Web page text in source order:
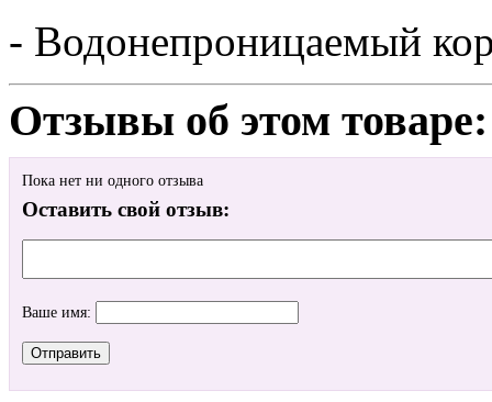
- Водонепроницаемый
Отзывы об этом товаре:
Пока нет ни одного отзыва
Оставить свой отзыв:
Ваше имя: